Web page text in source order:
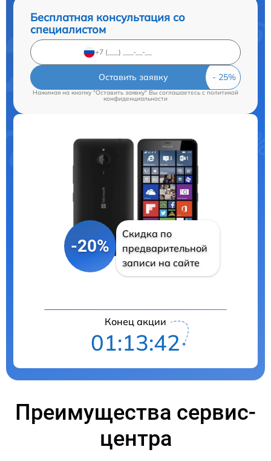
Бесплатная консультация со
специалистом
Оставить заявку
Нажимая на кнопку "Оставить заявку" Вы соглашаетесь cполитикой
конфиденциальности
-20%
Скидка по
предварительной
записи на сайте
Конец акции
01:13:42
Преимущества сервис-
центра